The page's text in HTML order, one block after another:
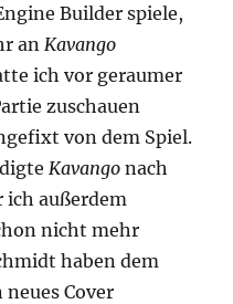
Builder spiele,
an Kavango
ich vor geraumer
zuschauen
von dem Spiel.
Kavango nach
ich außerdem
nicht mehr
haben dem
Cover